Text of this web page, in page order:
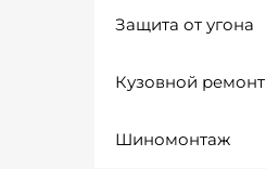
Защита от угона
Кузовной ремонт
Шиномонтаж